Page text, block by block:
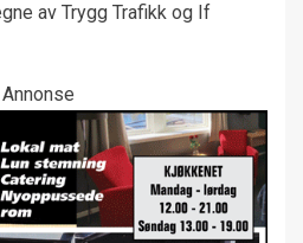
av Trygg Trafikk og If
Annonse